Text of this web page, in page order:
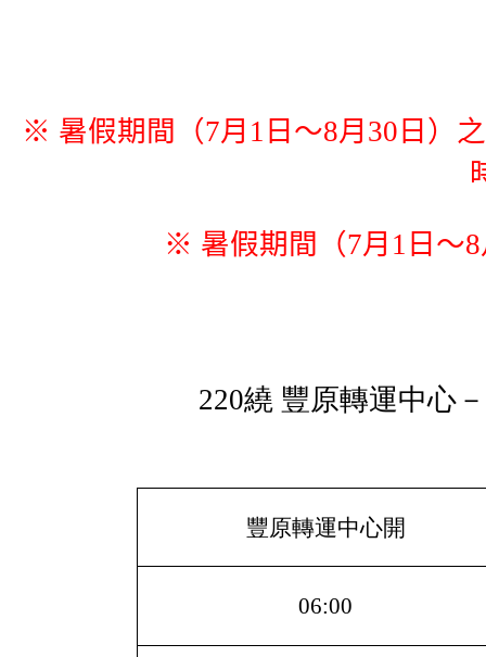
※ 暑假期間（7月1日～8月30日）
※ 暑假期間（7月1日～
220繞 豐原轉運中心
豐原轉運中心開
06:00